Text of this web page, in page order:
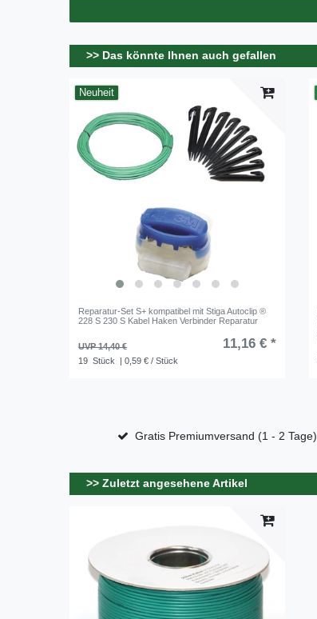
>> Das könnte Ihnen auch gefallen
Neuheit
Reparatur-Set S+ kompatibel mit Stiga Autoclip ®
228 S 230 S Kabel Haken Verbinder Reparatur
UVP 14,40 € 11,16 € *
19 Stück | 0,59 € / Stück
Gratis Premiumversand (1 - 2 Tage)
>> Zuletzt angesehene Artikel